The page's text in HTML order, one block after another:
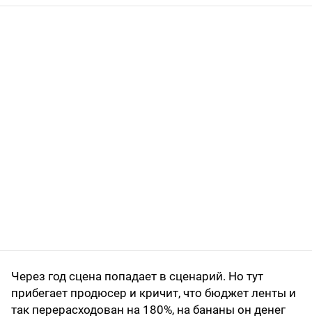
Через год сцена попадает в сценарий. Но тут
прибегает продюсер и кричит, что бюджет ленты и
так перерасходован на 180%, на бананы он денег